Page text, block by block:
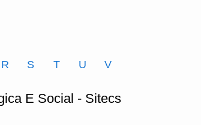
R S T U V
E Social - Sitecs